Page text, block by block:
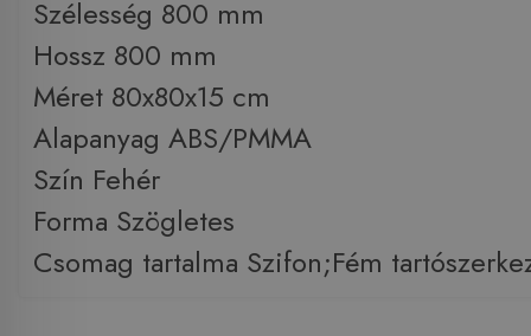
Szélesség 800 mm
Hossz 800 mm
Méret 80x80x15 cm
Alapanyag ABS/PMMA
Szín Fehér
Forma Szögletes
Csomag tartalma Szifon;Fém